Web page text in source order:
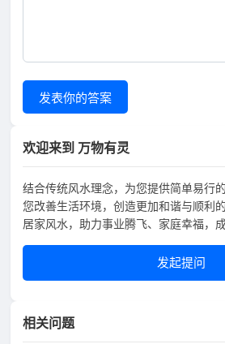
发表你的答案
欢迎来到 万物有灵
结合传统风水理念，为您提供简单易行
您改善生活环境，创造更加和谐与顺利
居家风水，助力事业腾飞、家庭幸福，
发起提问
相关问题